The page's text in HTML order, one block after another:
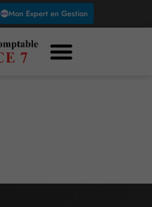
Mon Expert en Gestion